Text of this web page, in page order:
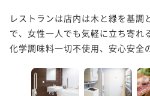
レストランは店内は木と緑を基調
で、女性一人でも気軽に立ち寄れ
化学調味料一切不使用、安心安全